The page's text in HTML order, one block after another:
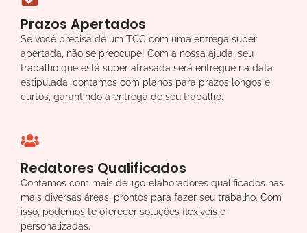
Prazos Apertados
Se você precisa de um TCC com uma entrega super
apertada, não se preocupe! Com a nossa ajuda, seu
trabalho que está super atrasada será entregue na data
estipulada, contamos com planos para prazos longos e
curtos, garantindo a entrega de seu trabalho.
Redatores Qualificados
Contamos com mais de 150 elaboradores qualificados nas
mais diversas áreas, prontos para fazer seu trabalho. Com
isso, podemos te oferecer soluções flexíveis e
personalizadas.